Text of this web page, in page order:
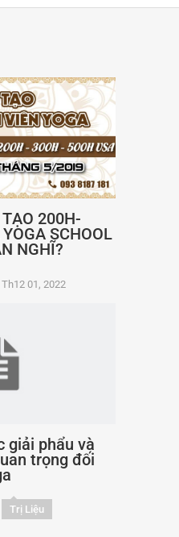
200H-
SCHOOL
NGHĨ?
Th12 01, 2022
giải phẩu và
trọng đối
Trị Liệu